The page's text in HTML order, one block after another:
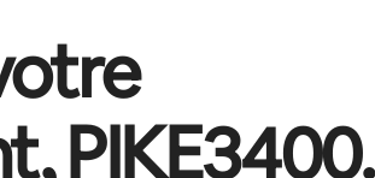
PIKE3400.